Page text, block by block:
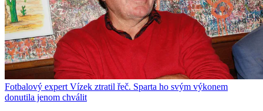
Fotbalový expert Vízek ztratil řeč. Sparta ho svým výkonem
donutila jenom chválit